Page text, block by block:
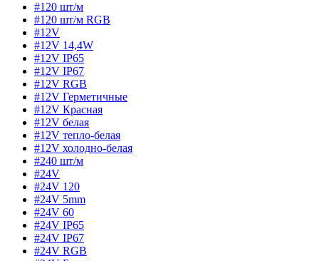
#120 шт/м
#120 шт/м RGB
#12V
#12V 14,4W
#12V IP65
#12V IP67
#12V RGB
#12V Герметичные
#12V Красная
#12V белая
#12V тепло-белая
#12V холодно-белая
#240 шт/м
#24V
#24V 120
#24V 5mm
#24V 60
#24V IP65
#24V IP67
#24V RGB